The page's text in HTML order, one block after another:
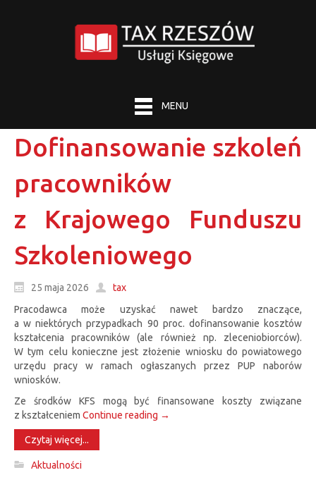
MENU
Dofinansowanie szkoleń
pracowników
z Krajowego Funduszu
Szkoleniowego
25 maja 2026
tax
Pracodawca może uzyskać nawet bardzo znaczące,
a w niektórych przypadkach 90 proc. dofinansowanie kosztów
kształcenia pracowników (ale również np. zleceniobiorców).
W tym celu konieczne jest złożenie wniosku do powiatowego
urzędu pracy w ramach ogłaszanych przez PUP naborów
wniosków.
Ze środków KFS mogą być finansowane koszty związane
z kształceniem Continue reading →
Czytaj więcej...
Aktualności